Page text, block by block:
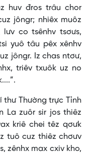
huv đros trâu chor
jôngr; nhiêx muôz
co tsênhv tsơưs,
yuô tâu pêx xênhv
jôngr. Iz chas ntơư,
triêv txuôk uz no
thư Thường trực Tỉnh
La zuôr sir jos thiêz
kriê chei têz qơưk
tuô cuz thiêz chơưv
zênhx max cxiv kho,